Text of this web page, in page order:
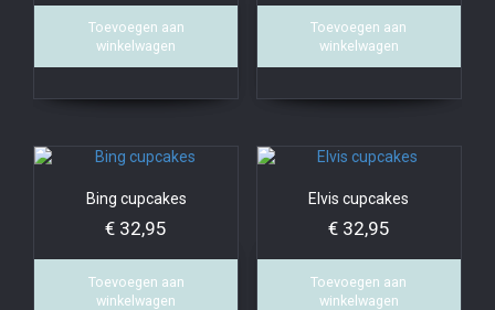
Toevoegen aan
winkelwagen
Toevoegen aan
winkelwagen
Bing cupcakes
€ 32,95
Toevoegen aan
winkelwagen
Elvis cupcakes
€32,95
Toevoegen aan
winkelwagen